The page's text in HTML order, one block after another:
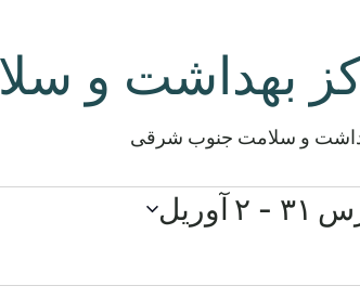
بهداشت و
و سلامت جنوب شرقی
۳۱ - ۲ آوریل